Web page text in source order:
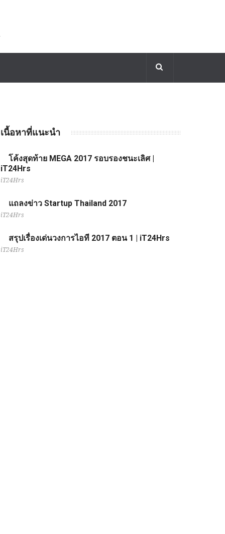
เนื้อหาที่แนะนำ
โค้งสุดท้าย MEGA 2017 รอบรองชนะเลิศ |
iT24Hrs
iT24Hrs
แถลงข่าว Startup Thailand 2017
iT24Hrs
สรุปเรื่องเด่นวงการไอที 2017 ตอน 1 | iT24Hrs
iT24Hrs